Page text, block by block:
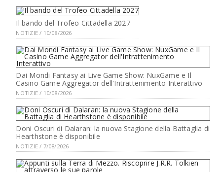
Il bando del Trofeo Cittadella 2027
NOTIZIE / 10/08/2026
Dai Mondi Fantasy ai Live Game Show: NuxGame e Il
Casino Game Aggregator dell'Intrattenimento Interattivo
NOTIZIE / 10/08/2026
Doni Oscuri di Dalaran: la nuova Stagione della Battaglia di
Hearthstone è disponibile
NOTIZIE / 7/08/2026